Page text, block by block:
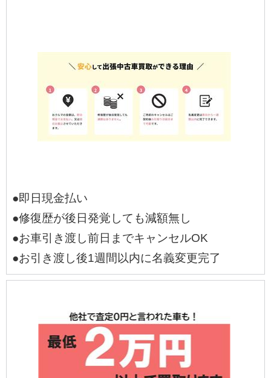
●即日現金払い
●修復歴が後日発覚しても減額無し
●お車引き渡し前日までキャンセルOK
●お引き渡し後1週間以内に名義変更完了